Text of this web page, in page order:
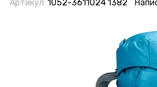
Артикул: 1052-3611024 1382